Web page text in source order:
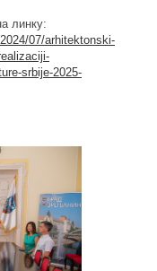
линку:
07/arhitektonski-
srbije-2025-